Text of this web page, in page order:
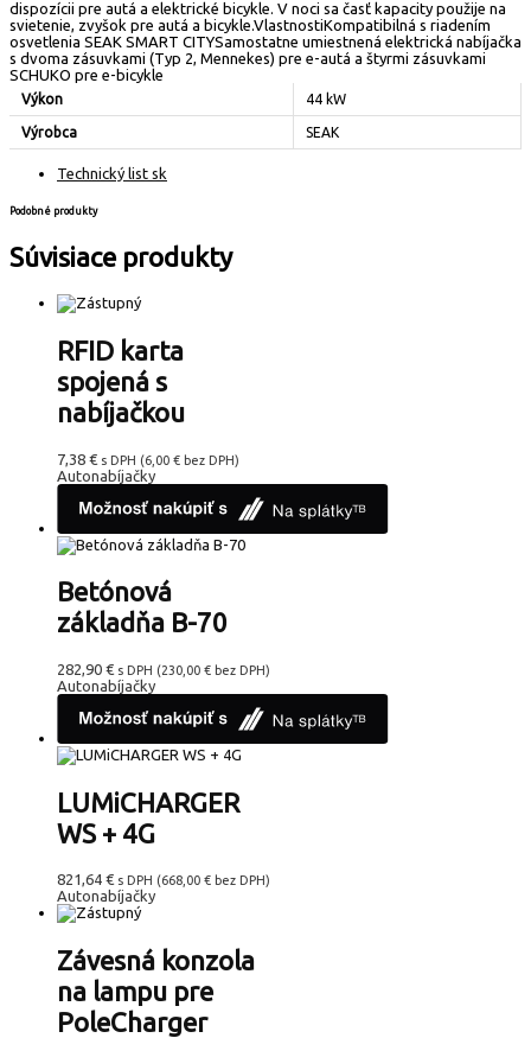
dispozícii pre autá a elektrické bicykle. V noci sa časť kapacity použije na
svietenie, zvyšok pre autá a bicykle.VlastnostiKompatibilná s riadením
osvetlenia SEAK SMART CITYSamostatne umiestnená elektrická nabíjačka
s dvoma zásuvkami (Typ 2, Mennekes) pre e-autá a štyrmi zásuvkami
SCHUKO pre e-bicykle
Výkon 44 kW
Výrobca SEAK
Technický list sk
Podobné produkty
Súvisiace produkty
RFID karta
spojená s
nabíjačkou
7,38 € s DPH (6,00 € bez DPH)
Autonabíjačky
Betónová
základňa B-70
282,90 € s DPH (230,00 € bez DPH)
Autonabíjačky
LUMiCHARGER
WS + 4G
821,64 € s DPH (668,00 € bez DPH)
Autonabíjačky
Závesná konzola
na lampu pre
PoleCharger